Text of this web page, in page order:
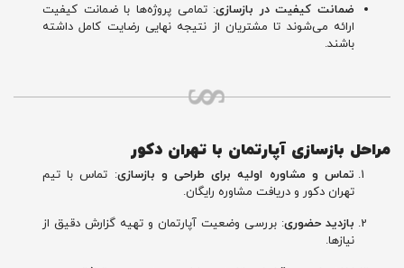
ضمانت کیفیت در بازسازی: تمامی پروژه‌ها با ضمانت کیفیت
ارائه می‌شوند تا مشتریان از نتیجه نهایی رضایت کامل داشته
باشند.
مراحل بازسازی آپارتمان با تهران دکور
تماس و مشاوره اولیه برای طراحی و بازسازی: تماس با تیم
تهران دکور و دریافت مشاوره رایگان.
بازدید حضوری: بررسی وضعیت آپارتمان و تهیه گزارش دقیق از
نیازها.